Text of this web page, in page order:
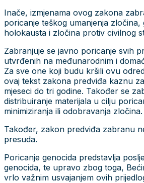
Inače, izmjenama ovog zakona
poricanje teškog umanjenja zločina,
holokausta i zločina protiv civilnog
Zabranjuje se javno poricanje svih
utvrđenih na međunarodnim i
Za sve one koji budu kršili ovu
ovaj tekst zakona predviđa kaznu
mjeseci do tri godine. Također se
distribuiranje materijala u cilju
minimiziranja ili odobravanja zločina.
Također, zakon predviđa zabranu
presuda.
Poricanje genocida predstavlja
genocida, te upravo zbog toga,
vrlo važnim usvajanjem ovih